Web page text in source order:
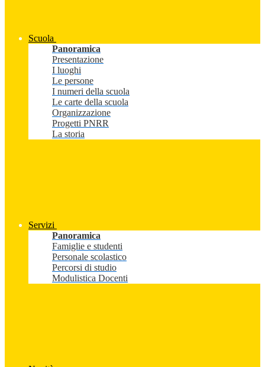
Scuola
Panoramica
Presentazione
I luoghi
Le persone
I numeri della scuola
Le carte della scuola
Organizzazione
Progetti PNRR
La storia
Servizi
Panoramica
Famiglie e studenti
Personale scolastico
Percorsi di studio
Modulistica Docenti